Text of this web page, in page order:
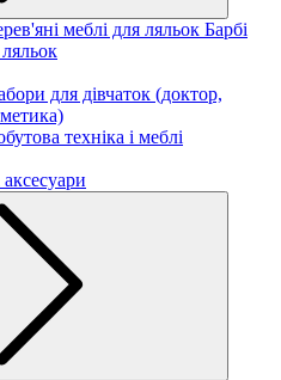
меблі для ляльок Барбі
для дівчаток (доктор,
техніка і меблі